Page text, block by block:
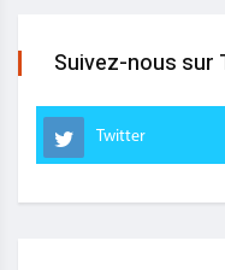
Suivez-nous sur
Twitter